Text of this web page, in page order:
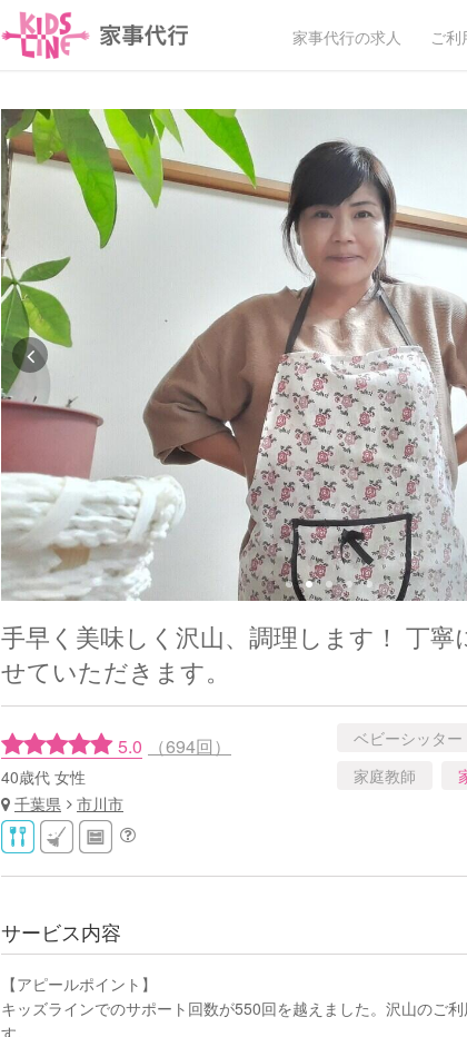
家事代行の求人 ご
手早く美味しく沢山、調理します！ 丁寧
せていただきます。
5.0 （694回）
40歳代 女性
千葉県
市川市
ベビーシッター
家庭教師
サービス内容
【アピールポイント】
キッズラインでのサポート回数が550回を越えました。沢山のご
す。